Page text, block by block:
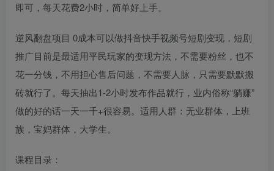
即可，每天花费2小时，简单好上手。
逆风翻盘项目 0成本可以做抖音快手视频号短剧变现，短剧
推广目前是最适用平民玩家的变现方法，不需要粉丝，也不
花一分钱，不用担心售后问题，不需要人脉，只需要默默搬
砖就行了。每天抽出1-2小时发布作品就行，业内俗称“躺赚”
做的好的话一天一千+很容易。适用人群：无业群体，上班
族，宝妈群体，大学生。
课程目录：